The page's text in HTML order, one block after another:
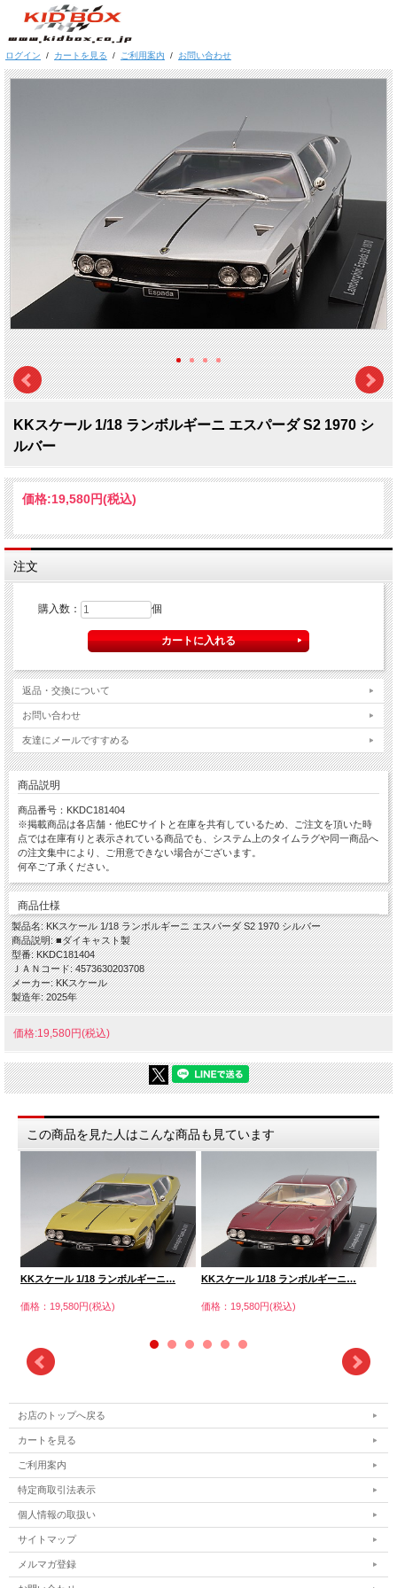
ログイン / カートを見る / ご利用案内 / お問い合わせ
KKスケール 1/18 ランボルギーニ エスパーダ S2 1970 シ
ルバー
価格:19,580円(税込)
注文
購入数： 個
返品・交換について
お問い合わせ
友達にメールですすめる
商品説明
商品番号：KKDC181404
※掲載商品は各店舗・他ECサイトと在庫を共有しているため、ご注文を頂いた時
点では在庫有りと表示されている商品でも、システム上のタイムラグや同一商品へ
の注文集中により、ご用意できない場合がございます。
何卒ご了承ください。
商品仕様
製品名: KKスケール 1/18 ランボルギーニ エスパーダ S2 1970 シルバー
商品説明: ■ダイキャスト製
型番: KKDC181404
ＪＡＮコード: 4573630203708
メーカー: KKスケール
製造年: 2025年
価格:19,580円(税込)
この商品を見た人はこんな商品も見ています
KKスケール 1/18 ランボルギーニ…
価格：19,580円(税込)
KKスケール 1/18 ランボルギーニ…
価格：19,580円(税込)
お店のトップへ戻る
カートを見る
ご利用案内
特定商取引法表示
個人情報の取扱い
サイトマップ
メルマガ登録